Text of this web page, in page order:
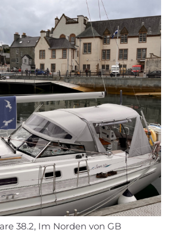
38.2, Im Norden von GB